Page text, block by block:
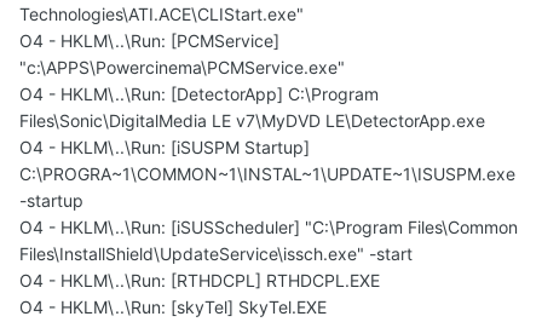
Technologies\ATI.ACE\CLIStart.exe"
O4 - HKLM\..\Run: [PCMService]
"c:\APPS\Powercinema\PCMService.exe"
O4 - HKLM\..\Run: [DetectorApp] C:\Program
Files\Sonic\DigitalMedia LE v7\MyDVD LE\DetectorApp.exe
O4 - HKLM\..\Run: [iSUSPM Startup]
C:\PROGRA~1\COMMON~1\INSTAL~1\UPDATE~1\ISUSPM.exe
-startup
O4 - HKLM\..\Run: [iSUSScheduler] "C:\Program Files\Common
Files\InstallShield\UpdateService\issch.exe" -start
O4 - HKLM\..\Run: [RTHDCPL] RTHDCPL.EXE
O4 - HKLM\..\Run: [skyTel] SkyTel.EXE